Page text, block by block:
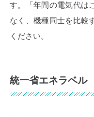
す。「年間の電気代は
なく、機種同士を比較
ください。
統一省エネラベル